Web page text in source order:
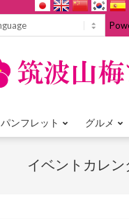
Primary
Menu
パンフレット グルメ
イベントカレン